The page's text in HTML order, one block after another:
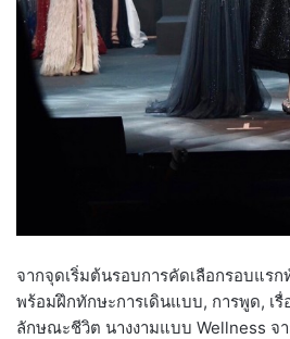
จากจุดเริ่มต้นรอบการคัดเลือกรอบแรก
พร้อมฝึกทักษะการเดินแบบ, การพูด, เรื่
ลักษณะชีวิต นางงามแบบ Wellness จ